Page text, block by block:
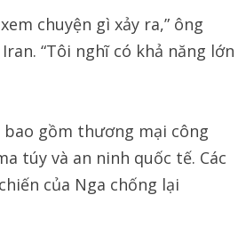
chuyện gì xảy ra,” ông
“Tôi nghĩ có khả năng lớn
gồm thương mại công
túy và an ninh quốc tế. Các
của Nga chống lại